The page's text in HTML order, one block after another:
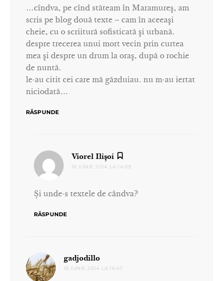
…cîndva, pe cînd stăteam în Maramureş, am
scris pe blog două texte – cam în aceeaşi
cheie, cu o scriitură sofisticată şi urbană.
despre trecerea unui mort vecin prin curtea
mea şi despre un drum la oraş, după o rochie
de nuntă.
le-au citit cei care mă găzduiau. nu m-au iertat
niciodată…
RĂSPUNDE
Viorel Ilișoi
16 IUNIE 2014 LA 14:09
Și unde-s textele de cândva?
RĂSPUNDE
gadjodillo
16 IUNIE 2014 LA 16:47